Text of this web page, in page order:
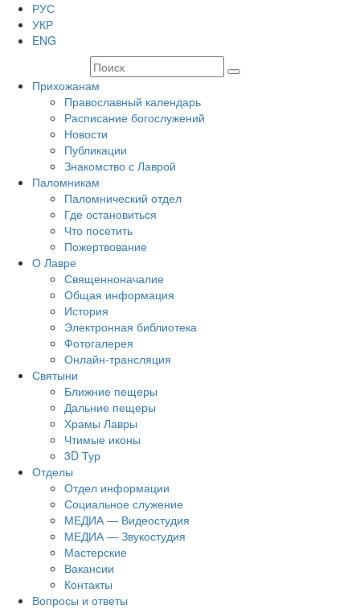
РУС
УКР
ENG
Прихожанам
Православный календарь
Расписание богослужений
Новости
Публикации
Знакомство с Лаврой
Паломникам
Паломнический отдел
Где остановиться
Что посетить
Пожертвование
О Лавре
Священноначалие
Общая информация
История
Электронная библиотека
Фотогалерея
Онлайн-трансляция
Святыни
Ближние пещеры
Дальние пещеры
Храмы Лавры
Чтимые иконы
3D Тур
Отделы
Отдел информации
Социальное служение
МЕДИА — Видеостудия
МЕДИА — Звукостудия
Мастерские
Вакансии
Контакты
Вопросы и ответы